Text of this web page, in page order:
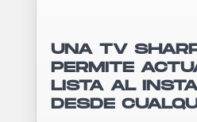
UNA TV
PERMITE
LISTA AL
DESDE